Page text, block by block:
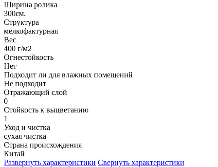
Ширина ролика
300см.
Структура
мелкофактурная
Вес
400 г/м2
Огнестойкость
Нет
Подходит ли для влажных помещений
Не подходит
Отражающий слой
0
Стойкость к выцветанию
1
Уход и чистка
сухая чистка
Страна происхождения
Китай
Развернуть характеристики Свернуть характеристики